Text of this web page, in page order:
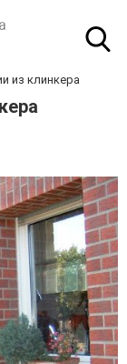
из клинкера